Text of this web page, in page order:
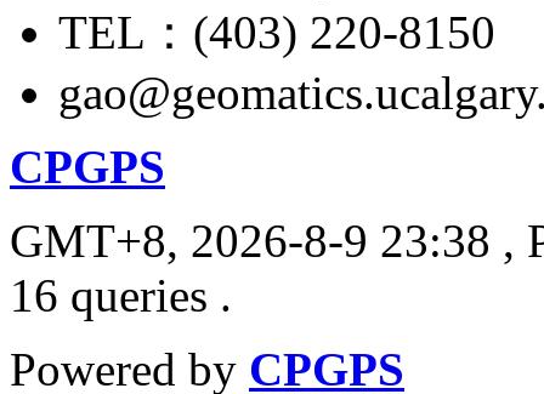
TEL：(403) 220-8150
CPGPS
GMT+8, 2026-8-9 23:38 ,
16 queries .
Powered by CPGPS